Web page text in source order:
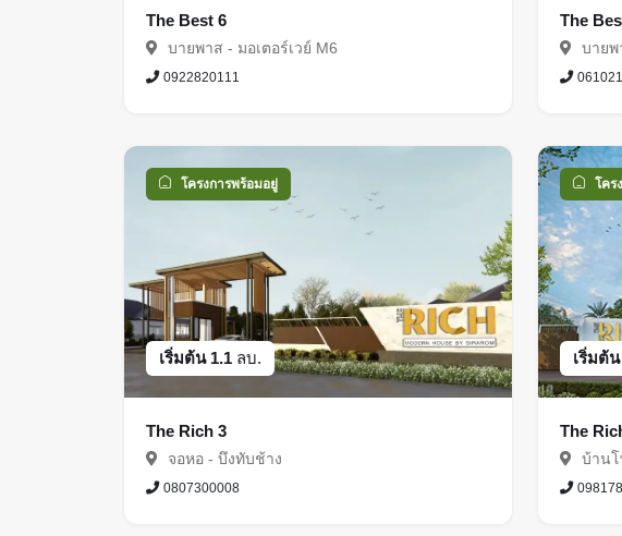
The Best 6
บายพาส - มอเตอร์เวย์ M6
0922820111
The
บายพ
โครงการพร้อมอยู่
เริ่มต้น 1.1 ลบ.
The Rich 3
จอหอ - บึงทับช้าง
0807300008
โคร
เริ่มต้
The
บ้าน